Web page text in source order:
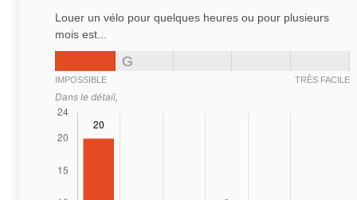
Louer un vélo pour quelques heures ou pour plusieurs
mois est...
G
IMPOSSIBLE TRÈS FACILE
Dans le détail,